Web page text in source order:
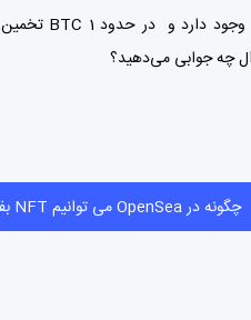
چه جوابی می‌دهید؟
چگونه در OpenSea می توانیم NFT بفروشیم؟